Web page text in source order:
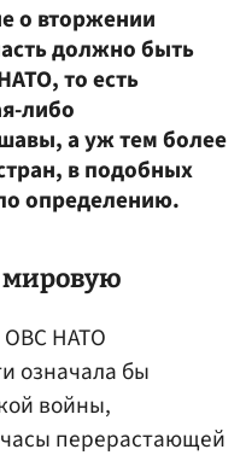
о вторжении
должно быть
то есть
либо
а уж тем более
в подобных
определению.
мировую
ОВС НАТО
означала бы
войны,
перерастающей